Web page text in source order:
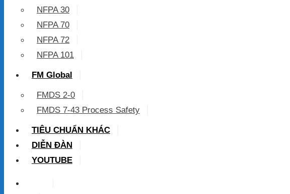
NFPA 30
NFPA 70
NFPA 72
NFPA 101
FM Global
FMDS 2-0
FMDS 7-43 Process Safety
TIÊU CHUẨN KHÁC
DIỄN ĐÀN
YOUTUBE